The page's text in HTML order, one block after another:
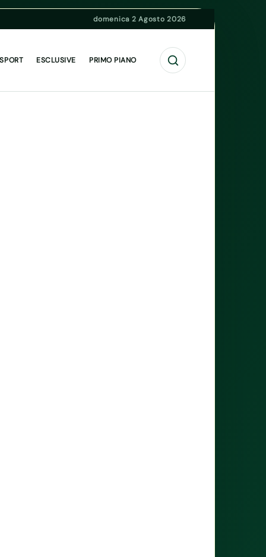
domenica 2 Agosto 2026
ESCLUSIVE PRIMO PIANO Cerca